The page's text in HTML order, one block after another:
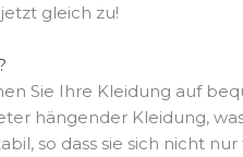
gleich zu!
Sie Ihre Kleidung auf
hängender Kleidung,
so dass sie sich nicht